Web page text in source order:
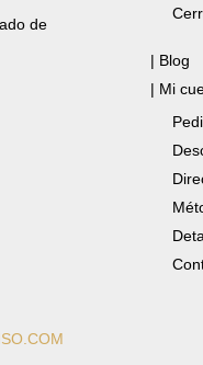
de
| Blog
| Mi